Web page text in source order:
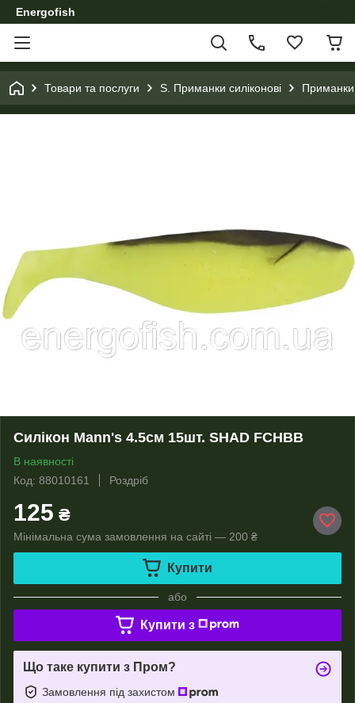
Energofish
Товари та послуги S. Приманки силіконові Приманки
Силікон Mann's 4.5см 15шт. SHAD FCHBB
В наявності
Код: 88010161
Роздріб
125 ₴
Мінімальна сума замовлення на сайті — 200 ₴
Купити
або
Купити з
Що таке купити з Пром?
Замовлення під захистом